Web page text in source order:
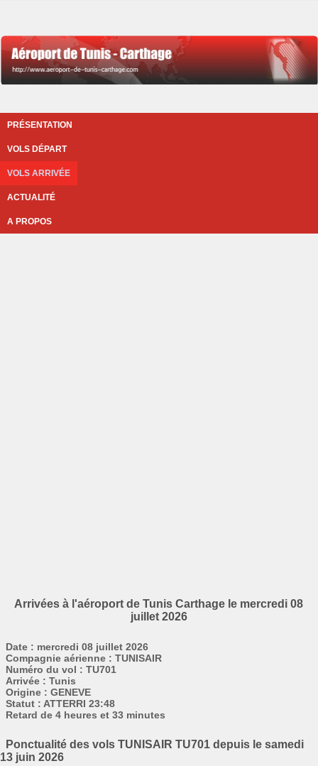
PRÉSENTATION
VOLS DÉPART
VOLS ARRIVÉE
ACTUALITÉ
A PROPOS
Arrivées à l'aéroport de Tunis Carthage le mercredi 08
juillet 2026
Date : mercredi 08 juillet 2026
Compagnie aérienne : TUNISAIR
Numéro du vol : TU701
Arrivée : Tunis
Origine : GENEVE
Statut : ATTERRI 23:48
Retard de 4 heures et 33 minutes
Ponctualité des vols TUNISAIR TU701 depuis le samedi
13 juin 2026